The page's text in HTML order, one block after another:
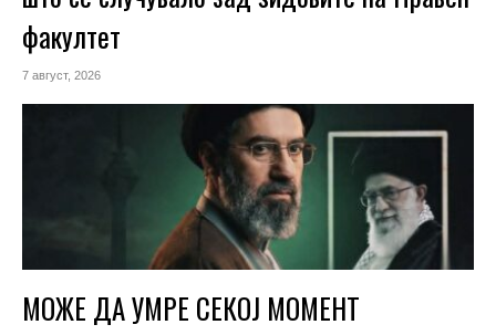
факултет
7 август, 2026
МОЖЕ ДА УМРЕ СЕКОЈ МОМЕНТ